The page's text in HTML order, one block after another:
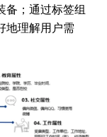
备；通过标签组
地理解用户需